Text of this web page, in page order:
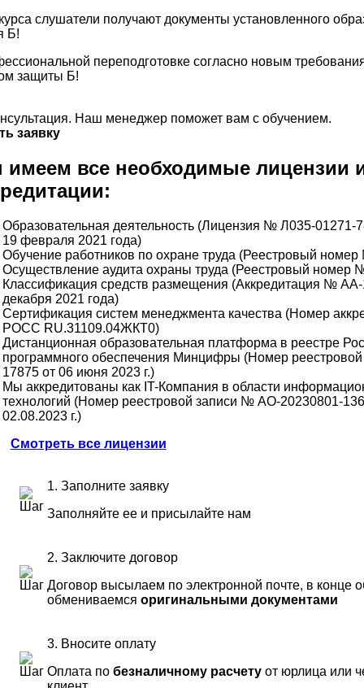
слушатели получают документы установленного
Б!
переподготовке согласно новым
защиты Б!
Наш менеджер поможет вам с обучением.
заявку
все необходимые лицензии
Образовательная деятельность (Лицензия № Л035-01271-
19 февраля 2021 года)
Обучение работников по охране труда (Реестровый
Осуществление аудита охраны труда (Реестровый номер
Классификация средств размещения (Аккредитация № АА-
декабря 2021 года)
Сертификация систем менеджмента качества (Номер
РОСС RU.31109.04ЖКТ0)
Дистанционная образовательная платформа в реестре
программного обеспечения Минцифры (Номер
17875 от 06 июня 2023 г.)
Мы аккредитованы как IT-Компания в области
технологий (Номер реестровой записи № АО-20230801-
02.08.2023 г.)
Смотреть все лицензии
1. Заполните заявку
Заполняйте ее и присылайте нам
2. Заключите договор
Договор высылаем по электронной почте, в конце
обмениваемсяоригинальными документами
3. Вносите оплату
Оплата побезналичному расчету от юрлица или